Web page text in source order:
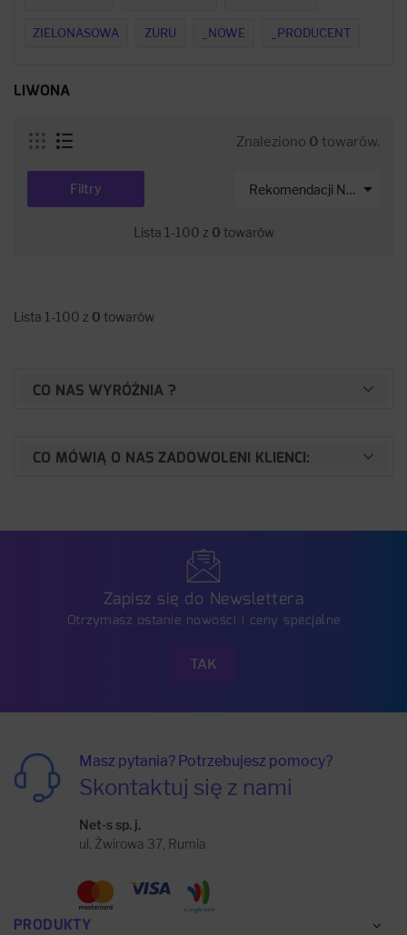
ZIELONASOWA ZURU _NOWE _PRODUCENT
LIWONA
Znaleziono 0 towarów.
Rekomendacji Net-s 
Filtry
Lista 1-100 z 0 towarów
Lista 1-100 z 0 towarów
CO NAS WYRÓŻNIA ?
CO MÓWIĄ O NAS ZADOWOLENI KLIENCI:
Zapisz się do Newslettera
Otrzymasz ostanie nowości i ceny specjalne
Masz pytania? Potrzebujesz pomocy?
Skontaktuj się z nami
Net-s sp. j.
ul. Żwirowa 37, Rumia
PRODUKTY